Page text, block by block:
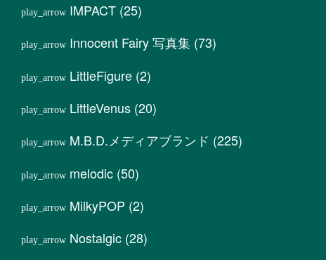
IMPACT (25)
Innocent Fairy 写真集 (73)
LittleFigure (2)
LittleVenus (20)
M.B.D.メディアブランド (225)
melodic (50)
MilkyPOP (2)
Nostalgic (28)